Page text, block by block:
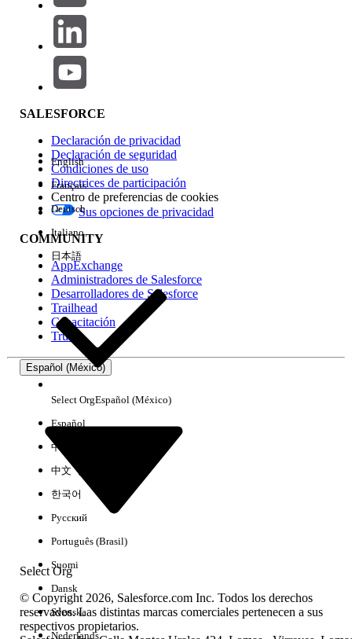
Área de productos
Repercusión de función
Edición
Experiencia
No hay resultados
SALESFORCE
Declaración de privacidad
Declaración de seguridad
Condiciones de uso
Directrices de participación
Centro de preferencias de cookies
Sus opciones de privacidad
COMMUNITY
AppExchange
Administradores de Salesforce
Desarrolladores de Salesforce
Trailhead
Capacitación
Trust
Español (México)
Select Org
English
Français
Deutsch
Italiano
日本語
Select OrgEspañol (México)
Español
中文（简体）
中文（繁體）
한국어
Русский
Português (Brasil)
Suomi
Dansk
Svenska
Nederlands
© Copyright 2026, Salesforce.com Inc. Todos los derechos
reservados. Las distintas marcas comerciales pertenecen a sus
respectivos propietarios.